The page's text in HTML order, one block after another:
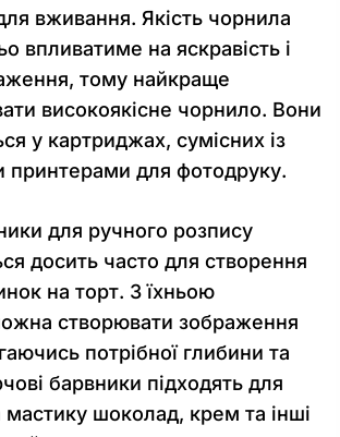
вживання. Якість чорнила
впливатиме на яскравість і
тому найкраще
високоякісне чорнило. Вони
у картриджах, сумісних із
принтерами для фотодруку.
для ручного розпису
досить часто для створення
на торт. З їхньою
створювати зображення
потрібної глибини та
барвники підходять для
шоколад, крем та інші